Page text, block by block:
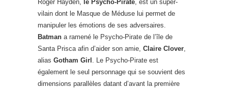
Roger Hayden, le Psycho-Pirate, est un super-
vilain dont le Masque de Méduse lui permet de
manipuler les émotions de ses adversaires.
Batman a ramené le Psycho-Pirate de l’île de
Santa Prisca afin d’aider son amie, Claire Clover,
alias Gotham Girl . Le Psycho-Pirate est
également le seul personnage qui se souvient des
dimensions parallèles datant d’avant la première